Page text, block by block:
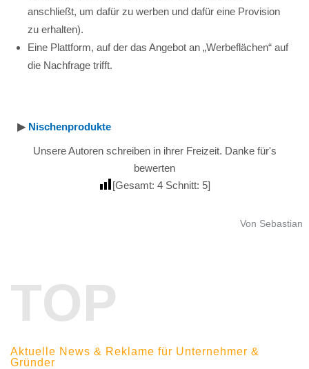
anschließt, um dafür zu werben und dafür eine Provision
zu erhalten).
Eine Plattform, auf der das Angebot an „Werbeflächen“ auf
die Nachfrage trifft.
▶︎ Nischenprodukte
Unsere Autoren schreiben in ihrer Freizeit. Danke für's
bewerten
[Gesamt: 4 Schnitt: 5]
Von Sebastian
TOP
Aktuelle News & Reklame für Unternehmer &
Gründer